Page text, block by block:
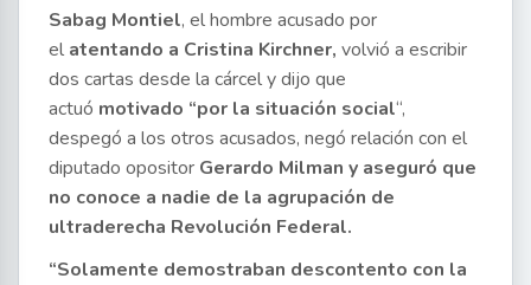
Sabag Montiel, el hombre acusado por
el atentando a Cristina Kirchner, volvió a escribir
dos cartas desde la cárcel y dijo que
actuó motivado “por la situación social“,
despegó a los otros acusados, negó relación con el
diputado opositor Gerardo Milman y aseguró que
no conoce a nadie de la agrupación de
ultraderecha Revolución Federal.
“Solamente demostraban descontento con la